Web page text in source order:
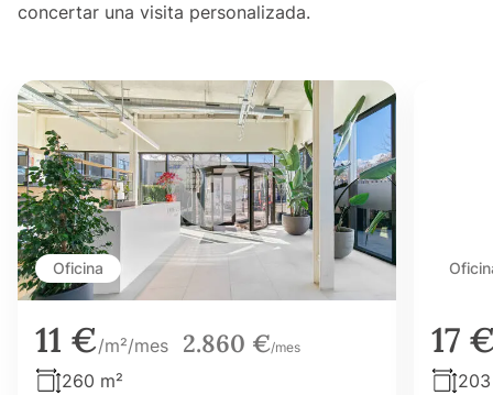
concertar una visita personalizada.
Oficina
11 €/m²/mes 2.860 €/mes
260 m²
17